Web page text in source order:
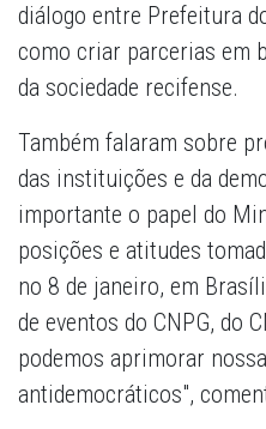
diálogo entre Prefeitura
como criar parcerias em
da sociedade recifense.
Também falaram sobre
das instituições e da
importante o papel do
posições e atitudes
no 8 de janeiro, em
de eventos do CNPG, do
podemos aprimorar
antidemocráticos",